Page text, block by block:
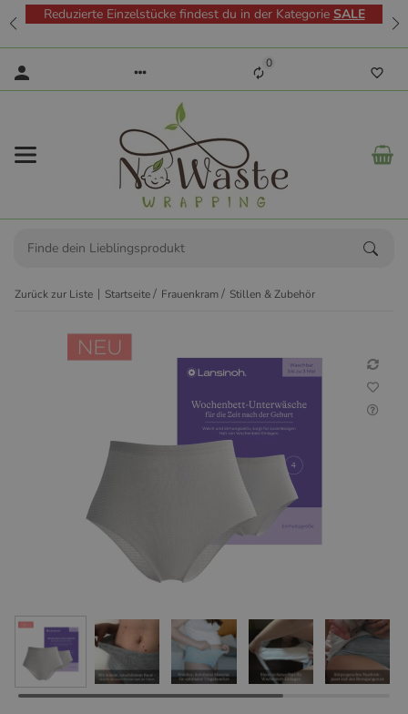
Reduzierte Einzelstücke findest du in der Kategorie SALE
0
Zurück zur Liste Startseite Frauenkram Stillen & Zubehör